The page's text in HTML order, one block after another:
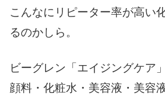
こんなにリピーター率が高い
るのかしら。
ビーグレン 「エイジングケア」
顔料・化粧水・美容液・美容